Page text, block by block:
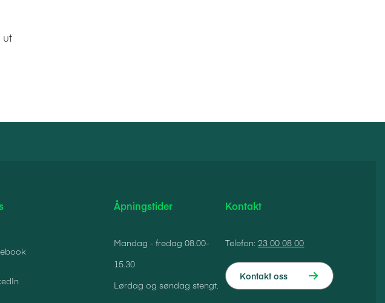
ut
Åpningstider
Mandag - fredag 08.00-
15.30
Lørdag og søndag stengt.
Kontakt
Telefon:23 00 08 00
Kontakt oss